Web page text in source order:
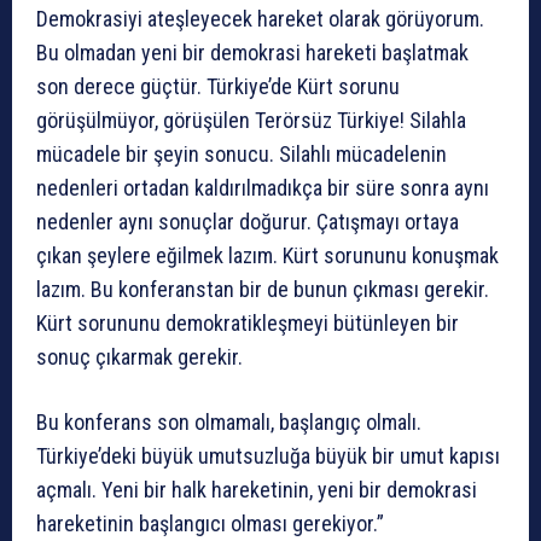
Demokrasiyi ateşleyecek hareket olarak görüyorum.
Bu olmadan yeni bir demokrasi hareketi başlatmak
son derece güçtür. Türkiye’de Kürt sorunu
görüşülmüyor, görüşülen Terörsüz Türkiye! Silahla
mücadele bir şeyin sonucu. Silahlı mücadelenin
nedenleri ortadan kaldırılmadıkça bir süre sonra aynı
nedenler aynı sonuçlar doğurur. Çatışmayı ortaya
çıkan şeylere eğilmek lazım. Kürt sorununu konuşmak
lazım. Bu konferanstan bir de bunun çıkması gerekir.
Kürt sorununu demokratikleşmeyi bütünleyen bir
sonuç çıkarmak gerekir.
Bu konferans son olmamalı, başlangıç olmalı.
Türkiye’deki büyük umutsuzluğa büyük bir umut kapısı
açmalı. Yeni bir halk hareketinin, yeni bir demokrasi
hareketinin başlangıcı olması gerekiyor.”